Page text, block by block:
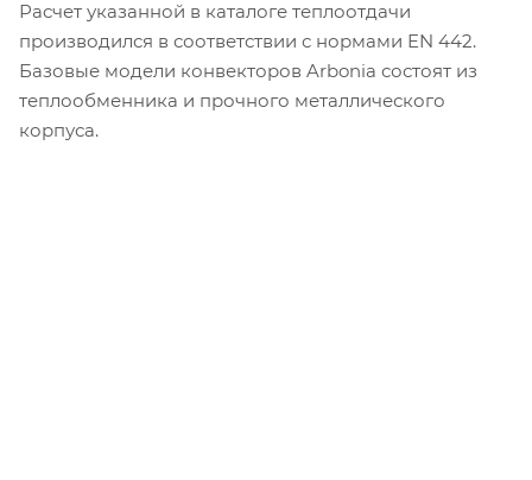
Расчет указанной в каталоге теплоотдачи
производился в соответствии с нормами EN 442.
Базовые модели конвекторов Arbonia состоят из
теплообменника и прочного металлического
корпуса.